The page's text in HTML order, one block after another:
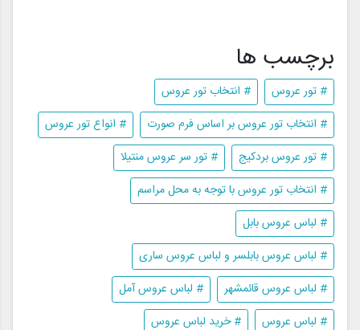
برچسب ها
# تور عروس
# انتخاب تور عروس
# انتخاب تور عروس بر اساس فرم صورت
# انواع تور عروس
# تور عروس بردکیج
# تور سر عروس منتیلا
# انتخاب تور عروس با توجه به محل مراسم
# لباس عروس بابل
# لباس عروس بابلسر و لباس عروس ساری
# لباس عروس قائمشهر
# لباس عروس آمل
# لباس عروس
# خرید لباس عروس